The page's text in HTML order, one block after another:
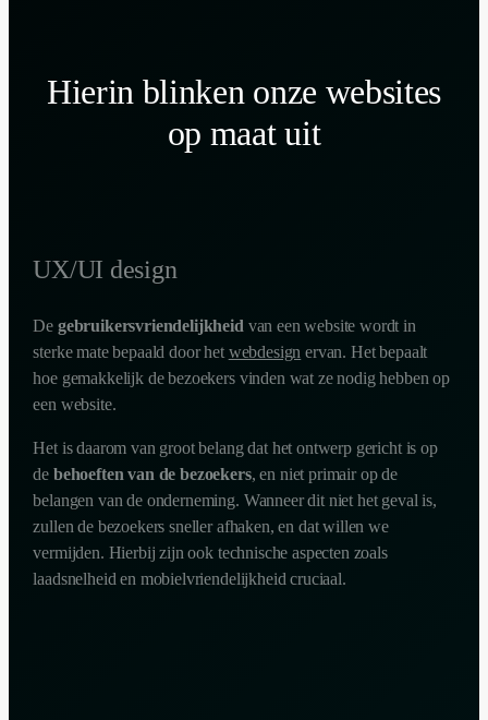
Hierin blinken onze websites
op maat uit
UX/UI design
De gebruikersvriendelijkheid van een website wordt in
sterke mate bepaald door het webdesign ervan. Het bepaalt
hoe gemakkelijk de bezoekers vinden wat ze nodig hebben op
een website.
Het is daarom van groot belang dat het ontwerp gericht is op
de behoeften van de bezoekers, en niet primair op de
belangen van de onderneming. Wanneer dit niet het geval is,
zullen de bezoekers sneller afhaken, en dat willen we
vermijden. Hierbij zijn ook technische aspecten zoals
laadsnelheid en mobielvriendelijkheid cruciaal.